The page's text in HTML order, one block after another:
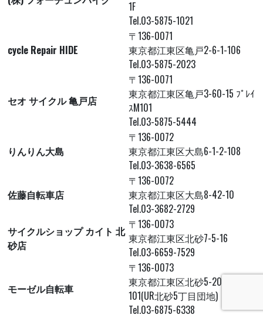
1F
Tel.03-5875-1021
cycle Repair HIDE
〒136-0071
東京都江東区亀戸2-6-1-106
Tel.03-5875-2023
セオ サイクル 亀戸店
〒136-0071
東京都江東区亀戸3-60-15 ﾌﾟﾚｲ
ｽM101
Tel.03-5875-5444
りんりん大島
〒136-0072
東京都江東区大島6-1-2-108
Tel.03-3638-6565
佐藤自転車店
〒136-0072
東京都江東区大島8-42-10
Tel.03-3682-2729
サイクルショップ カイト 北
砂店
〒136-0073
東京都江東区北砂7-5-16
Tel.03-6659-7529
モーゼル自転車
〒136-0073
東京都江東区北砂5-20-12-
101(UR北砂5丁目団地)
Tel.03-6875-6338